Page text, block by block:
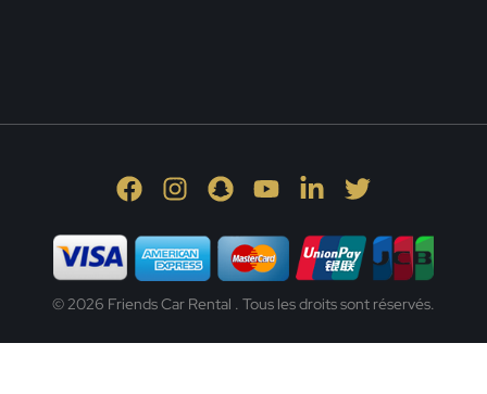
© 2026 Friends Car Rental . Tous les droits sont réservés.